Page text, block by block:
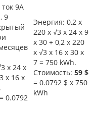
9А
9
х 24 х
х 16 x
= 0.0792
Энергия: 0,2 х
220 х √3 х 24 х 9
x 30 + 0,2 х 220
х √3 х 16 x 30 х
7 = 750 kWh.
Стоимость: 59 $
= 0.0792 $ х 750
kWh